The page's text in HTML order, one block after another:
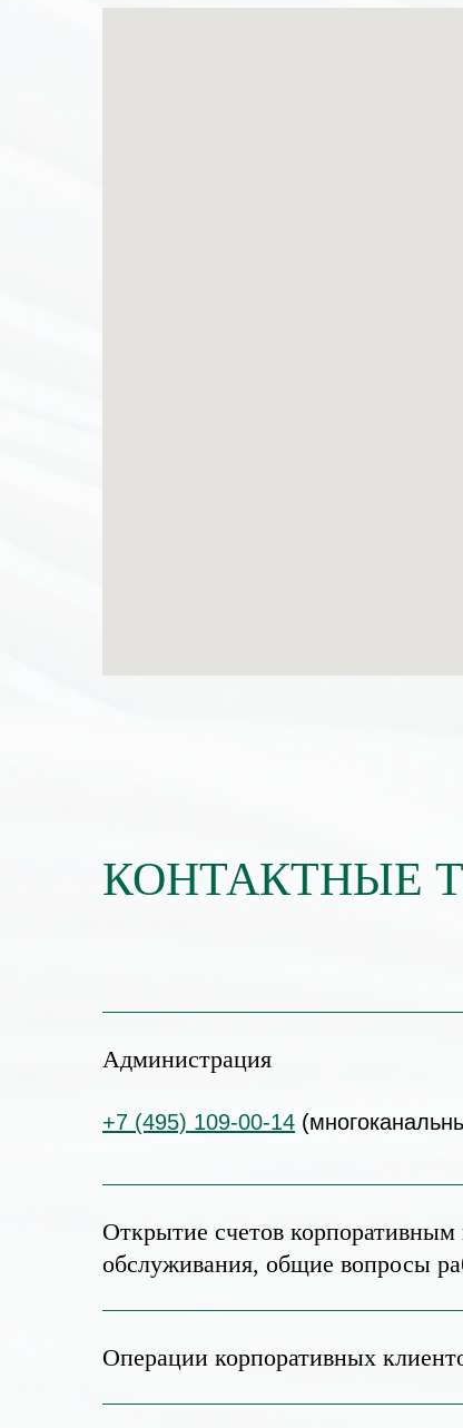
КОНТАКТНЫЕ
Администрация
+7 (495) 109-00-14
Открытие счетов
обслуживания, общие вопросы
Операции корпоративных